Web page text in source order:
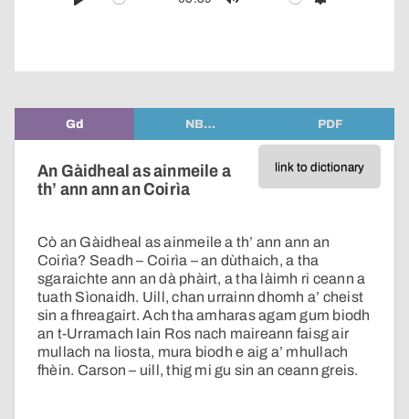
Play Mute Settings
Gd NB… PDF
link to dictionary
An Gàidheal as ainmeile a
th’ ann ann an Coirìa
Cò an Gàidheal as ainmeile a th’ ann ann an
Coirìa? Seadh – Coirìa – an dùthaich, a tha
sgaraichte ann an dà phàirt, a tha làimh ri ceann a
tuath Sìonaidh. Uill, chan urrainn dhomh a’ cheist
sin a fhreagairt. Ach tha amharas agam gum biodh
an t-Urramach Iain Ros nach maireann faisg air
mullach na liosta, mura biodh e aig a’ mhullach
fhèin. Carson – uill, thig mi gu sin an ceann greis.